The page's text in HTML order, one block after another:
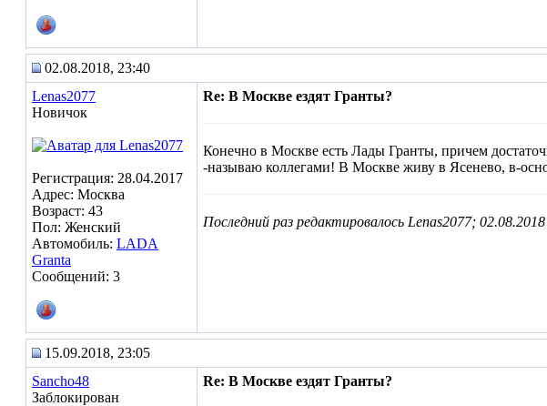
02.08.2018, 23:40
Lenas2077
Новичок
Регистрация: 28.04.2017
Адрес: Москва
Возраст: 43
Пол: Женский
Автомобиль: LADA
Granta
Сообщений: 3
Re: В Москве ездят Гранты?
Конечно в Москве есть Лады Гранты, причем
-называю коллегами! В Москве живу в Ясенево, в-
Последний раз редактировалось Lenas2077; 02.08.2018
15.09.2018, 23:05
Sancho48
Заблокирован
Re: В Москве ездят Гранты?